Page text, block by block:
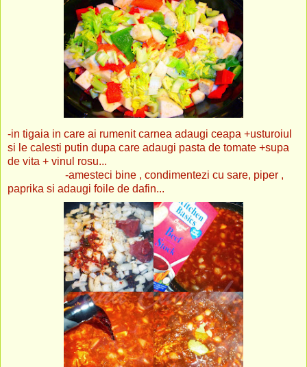
-in tigaia in care ai rumenit carnea adaugi ceapa +usturoiul
si le calesti putin dupa care adaugi pasta de tomate +supa
de vita + vinul rosu...
-amesteci bine , condimentezi cu sare, piper ,
paprika si adaugi foile de dafin...